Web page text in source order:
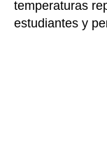
temperaturas
estudiantes y